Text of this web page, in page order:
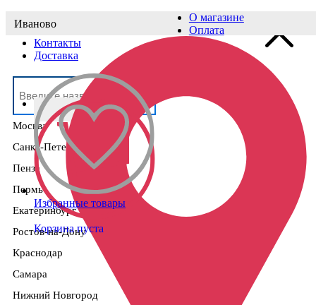
Выберите населённый пункт
Москва
Санкт-Петербург
Пенза
Пермь
Екатеринбург
Ростов-на-Дону
Краснодар
Самара
Нижний Новгород
Иваново
О магазине
Оплата
Контакты
Доставка
Избранные товары
Корзина пуста